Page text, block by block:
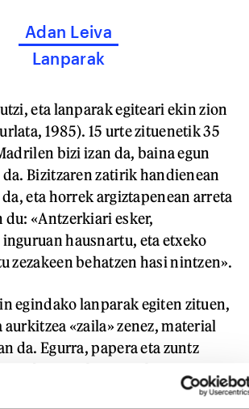
Adan Leiva
Lanparak
eta lanparak egiteari ekin zion
1985). 15 urte zituenetik 35
bizi izan da, baina egun
Bizitzaren zatirik handienean
eta horrek argiztapenean arreta
du: «Antzerkiari esker,
hausnartu, eta etxeko
zezakeen behatzen hasi nintzen».
egindako lanparak egiten zituen,
«zaila» zenez, material
da. Egurra, papera eta zuntz
egur zatiak hartzen ditut. Egurrak